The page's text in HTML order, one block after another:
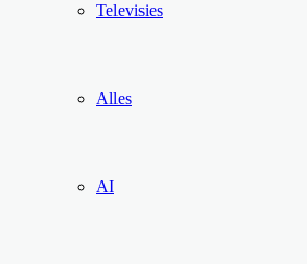
Televisies
Alles
AI